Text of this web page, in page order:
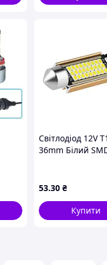
Світлодіод 12V
36mm Білий
53.30 ₴
Купити